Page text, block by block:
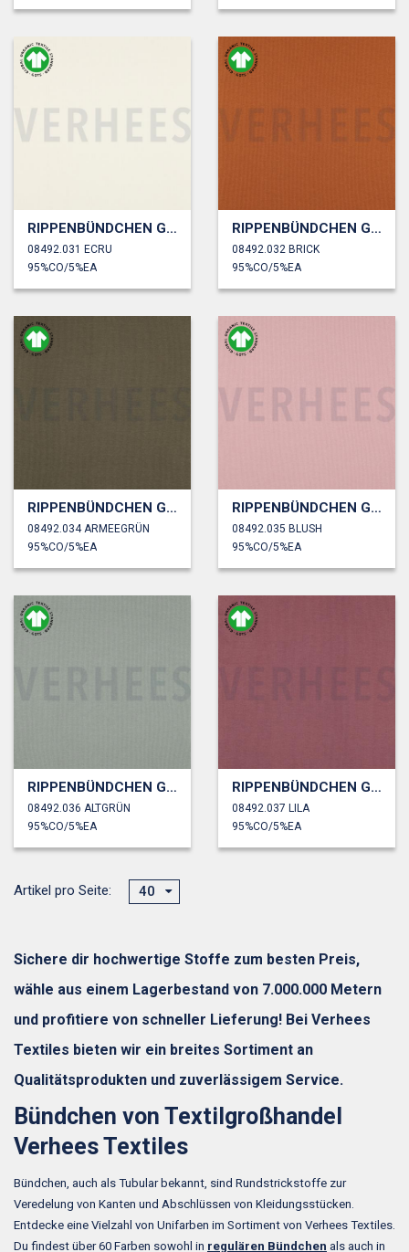
RIPPENBÜNDCHEN GOTS
08492.031 ECRU
95%CO/5%EA
RIPPENBÜNDCHEN GOTS
08492.032 BRICK
95%CO/5%EA
RIPPENBÜNDCHEN GOTS
08492.034 ARMEEGRÜN
95%CO/5%EA
RIPPENBÜNDCHEN GOTS
08492.035 BLUSH
95%CO/5%EA
RIPPENBÜNDCHEN GOTS
08492.036 ALTGRÜN
95%CO/5%EA
RIPPENBÜNDCHEN GOTS
08492.037 LILA
95%CO/5%EA
Artikel pro Seite: 40
Sichere dir hochwertige Stoffe zum besten Preis,
wähle aus einem Lagerbestand von 7.000.000 Metern
und profitiere von schneller Lieferung! Bei Verhees
Textiles bieten wir ein breites Sortiment an
Qualitätsprodukten und zuverlässigem Service.
Bündchen von Textilgroßhandel
Verhees Textiles
Bündchen, auch als Tubular bekannt, sind Rundstrickstoffe zur
Veredelung von Kanten und Abschlüssen von Kleidungsstücken.
Entdecke eine Vielzahl von Unifarben im Sortiment von Verhees Textiles.
Du findest über 60 Farben sowohl in regulären Bündchen als auch in